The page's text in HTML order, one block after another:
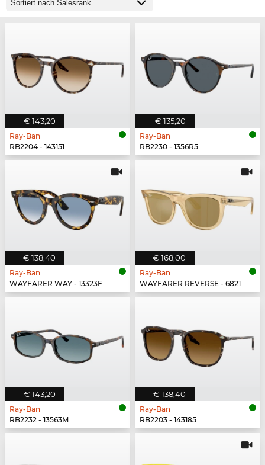
€ 143,20
Ray-Ban
RB2204 - 143151
€ 135,20
Ray-Ban
RB2230 - 1356R5
€ 138,40
Ray-Ban
WAYFARER WAY - 13323F
€ 168,00
Ray-Ban
WAYFARER REVERSE - 68215A
€ 143,20
Ray-Ban
RB2232 - 13563M
€ 138,40
Ray-Ban
RB2203 - 143185